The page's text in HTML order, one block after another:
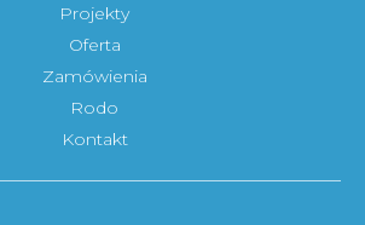
Projekty
Oferta
Zamówienia
Rodo
Kontakt